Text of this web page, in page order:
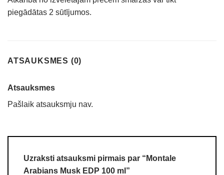
piegādātas 2 sūtījumos.
ATSAUKSMES (0)
Atsauksmes
Pašlaik atsauksmju nav.
Uzraksti atsauksmi pirmais par “Montale
Arabians Musk EDP 100 ml”